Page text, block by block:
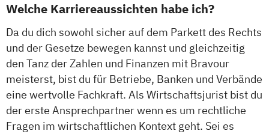
Welche Karriereaussichten habe ich?
Da du dich sowohl sicher auf dem Parkett des Rechts
und der Gesetze bewegen kannst und gleichzeitig
den Tanz der Zahlen und Finanzen mit Bravour
meisterst, bist du für Betriebe, Banken und Verbände
eine wertvolle Fachkraft. Als Wirtschaftsjurist bist du
der erste Ansprechpartner wenn es um rechtliche
Fragen im wirtschaftlichen Kontext geht. Sei es